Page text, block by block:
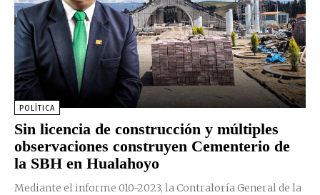
POLÍTICA
Sin licencia de construcción y múltiples
observaciones construyen Cementerio de
la SBH en Hualahoyo
Mediante el informe 010-2023, la Contraloría General de la